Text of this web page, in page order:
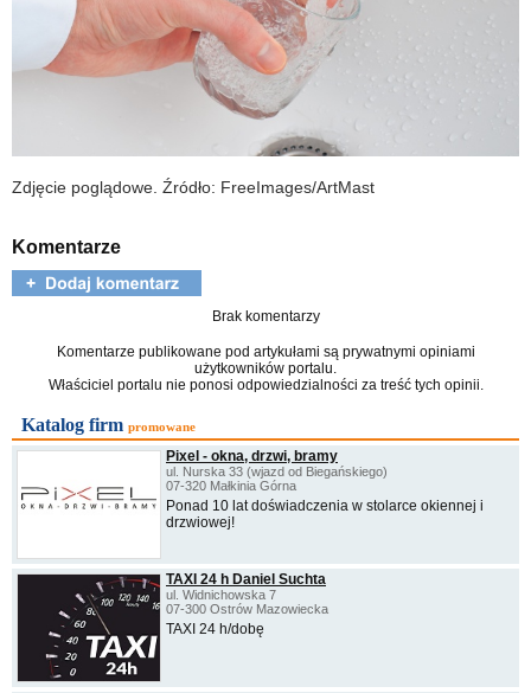
Zdjęcie poglądowe. Źródło: FreeImages/ArtMast
Komentarze
Brak komentarzy
Komentarze publikowane pod artykułami są prywatnymi opiniami
użytkowników portalu.
Właściciel portalu nie ponosi odpowiedzialności za treść tych opinii.
Katalog firm promowane
Pixel - okna, drzwi, bramy
ul. Nurska 33 (wjazd od Biegańskiego)
07-320 Małkinia Górna
Ponad 10 lat doświadczenia w stolarce okiennej i
drzwiowej!
TAXI 24 h Daniel Suchta
ul. Widnichowska 7
07-300 Ostrów Mazowiecka
TAXI 24 h/dobę